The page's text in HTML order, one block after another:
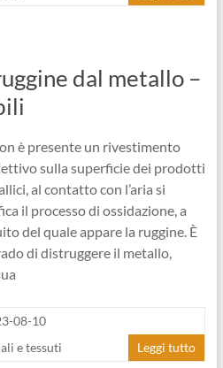
dal metallo –
è presente un rivestimento
sulla superficie dei prodotti
al contatto con l’aria si
il processo di ossidazione, a
del quale appare la ruggine. È
di distruggere il metallo,
08-10
e tessuti Leggi tutto